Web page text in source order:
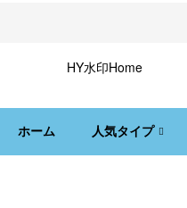
ホーム 人気タイプ